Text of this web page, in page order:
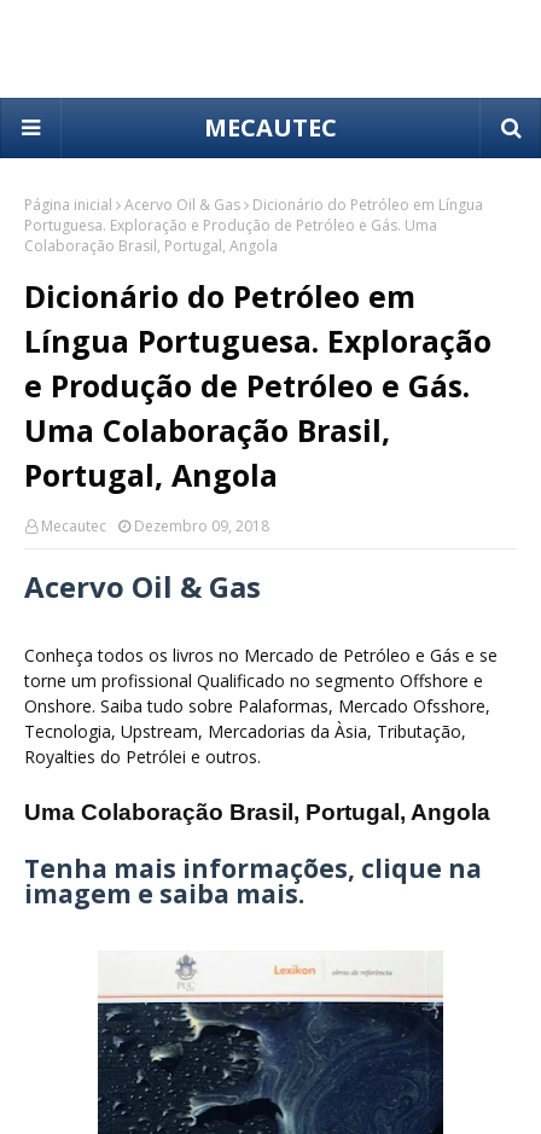
MECAUTEC
Página inicial Acervo Oil & Gas
Dicionário do Petróleo em Língua
Portuguesa. Exploração e Produção de Petróleo e Gás. Uma
Colaboração Brasil, Portugal, Angola
Dicionário do Petróleo em
Língua Portuguesa. Exploração
e Produção de Petróleo e Gás.
Uma Colaboração Brasil,
Portugal, Angola
Mecautec Dezembro 09, 2018
Acervo Oil & Gas
Conheça todos os livros no Mercado de Petróleo e Gás e se
torne um profissional Qualificado no segmento Offshore e
Onshore. Saiba tudo sobre Palaformas, Mercado Ofsshore,
Tecnologia, Upstream, Mercadorias da Àsia, Tributação,
Royalties do Petrólei e outros.
Uma Colaboração Brasil, Portugal, Angola
Tenha mais informações, clique na
imagem e saiba mais.